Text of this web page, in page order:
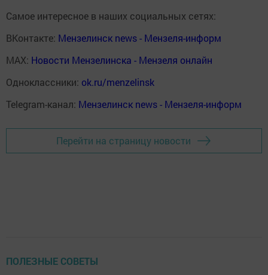
Самое интересное в наших социальных сетях:
ВКонтакте: Мензелинск news - Мензеля-информ
MAX: Новости Мензелинска - Мензеля онлайн
Одноклассники: ok.ru/menzelinsk
Telegram-канал: Мензелинск news - Мензеля-информ
Перейти на страницу новости
ПОЛЕЗНЫЕ СОВЕТЫ